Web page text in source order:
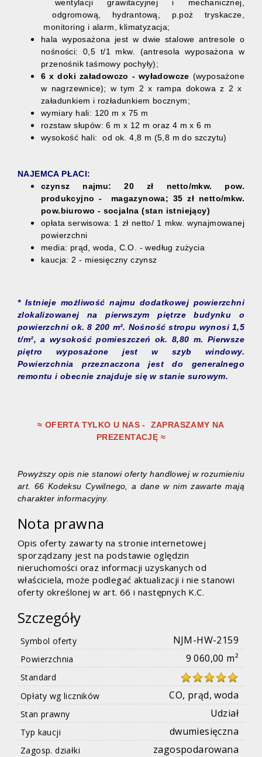
wentylacji grawitacyjnej i mechanicznej,
odgromową, hydrantową, p.poż tryskacze,
monitoring i alarm, klimatyzacja;
hala wyposażona jest w dwie stalowe antresole o
nośności: 0,5 t/1 mkw. (antresola wyposażona w
przenośnik taśmowy pochyły);
6 x doki załadowczo - wyładowcze (wyposażone
w nagrzewnice); w tym 2 x rampa dokowa z 2 x
załadunkiem i rozładunkiem bocznym;
wymiary hali: 120 m x 75 m
rozstaw słupów: 6 m x 12 m oraz 4 m x 6 m
wysokość hali: od ok. 4,8 m (5,8 m do szczytu)
NAJEMCA PŁACI:
czynsz najmu: 20 zł netto/mkw. pow.
produkcyjno - magazynowa; 35 zł netto/mkw.
pow.biurowo - socjalna (stan istniejący)
opłata serwisowa: 1 zł netto/ 1 mkw. wynajmowanej
powierzchni
media: prąd, woda, C.O. - według zużycia
kaucja: 2 - miesięczny czynsz
* Istnieje możliwość najmu dodatkowej powierzchni
zlokalizowanej na pierwszym piętrze budynku o
powierzchni ok. 8 200 m². Nośność stropu wynosi 1,5
t/m², a wysokość pomieszczeń ok. 8,80 m. Pierwsze
piętro wyposażone jest w szyb windowy.
Powierzchnia przeznaczona jest do generalnego
remontu i obecnie znajduje się w stanie surowym.
≈ OFERTA TYLKO U NAS - ZAPRASZAMY NA
PREZENTACJĘ ≈
Powyższy opis nie stanowi oferty handlowej w rozumieniu
art. 66 Kodeksu Cywilnego, a dane w nim zawarte mają
charakter informacyjny.
Nota prawna
Opis oferty zawarty na stronie internetowej
sporządzany jest na podstawie oględzin
nieruchomości oraz informacji uzyskanych od
właściciela, może podlegać aktualizacji i nie stanowi
oferty określonej w art. 66 i następnych K.C.
Szczegóły
Symbol oferty NJM-HW-2159
Powierzchnia 9 060,00 m²
Standard
Opłaty wg liczników
CO, prąd, woda
Stan prawny Udział
Typ kaucji dwumiesięczna
Zagosp. działki zagospodarowana